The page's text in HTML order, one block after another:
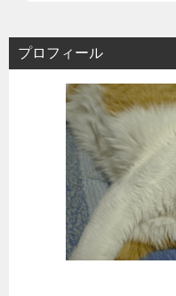
プロフィール